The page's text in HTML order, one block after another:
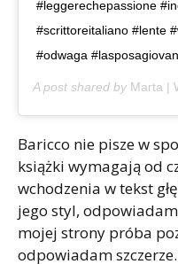
#leggerechepassione
#scrittoreitaliano #lente
#odwaga
A post shared by Marta |
Baricco nie pisze w
książki wymagają od
wchodzenia w tekst
jego styl,
mojej strony próba
odpowiadam